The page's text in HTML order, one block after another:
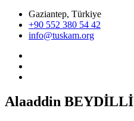
Gaziantep, Türkiye
+90 552 380 54 42
info@tuskam.org
Alaaddin BEYDİLLİ